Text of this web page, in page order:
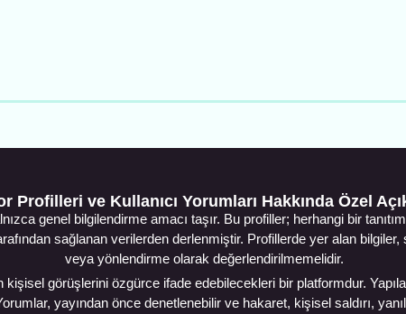
Profilleri ve Kullanıcı Yorumları Hakkında Özel
genel bilgilendirme amacı taşır. Bu profiller; herhangi bir
sağlanan verilerden derlenmiştir. Profillerde yer alan
veya yönlendirme olarak değerlendirilmemelidir.
kişisel görüşlerini özgürce ifade edebilecekleri bir platformdur.
yayından önce denetlenebilir ve hakaret, kişisel saldırı,